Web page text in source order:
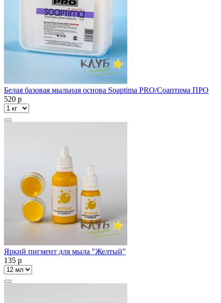
Белая базовая мыльная основа Soaptima PRO/Соаптима ПРО
520 p
Яркий пигмент для мыла "Желтый"
135 p